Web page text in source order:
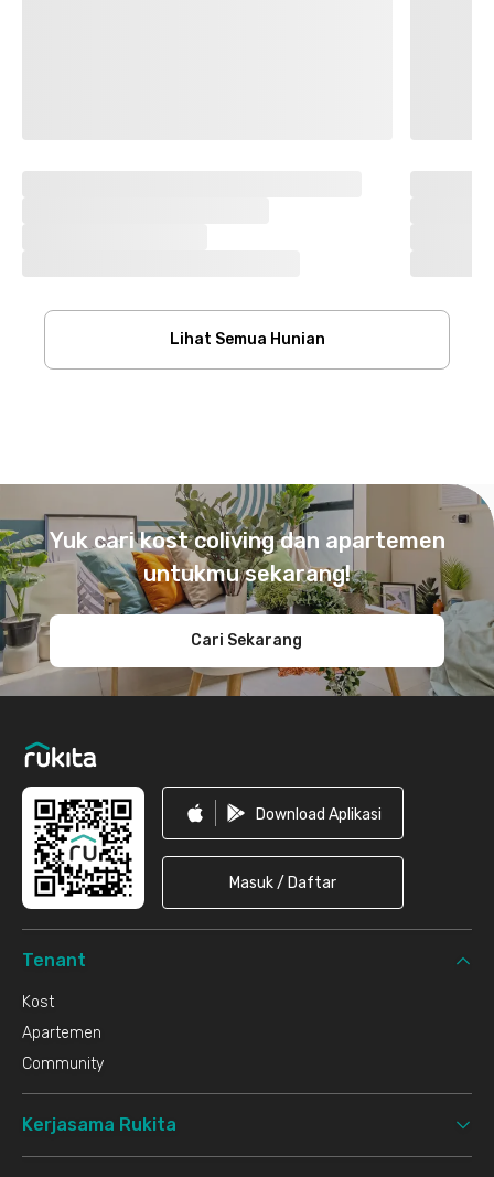
Lihat Semua Hunian
Yuk cari kost coliving dan apartemen
untukmu sekarang!
Cari Sekarang
Download Aplikasi
Masuk / Daftar
Tenant
Kost
Apartemen
Community
Kerjasama Rukita